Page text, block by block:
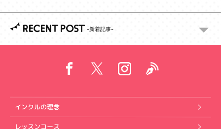
RECENT POST
インクルの理念
レッスンコース